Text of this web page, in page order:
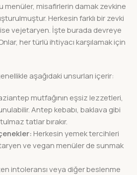
menüler, misafirlerin damak zevkine
Herkesin farklı bir zevki
vejetaryen. İşte burada devreye
her türlü ihtiyacı karşılamak için
aşağıdaki unsurları içerir:
mutfağının eşsiz lezzetleri,
Antep kebabı, baklava gibi
tatlar bırakır.
Herkesin yemek tercihleri
ve vegan menüler de sunmak
intoleransı veya diğer beslenme